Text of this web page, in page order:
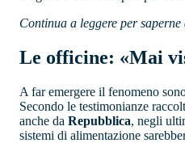
Continua a leggere per
Le officine: «Mai
A far emergere il fenomeno
Secondo le testimonianze
anche da Repubblica, negli
sistemi di alimentazione